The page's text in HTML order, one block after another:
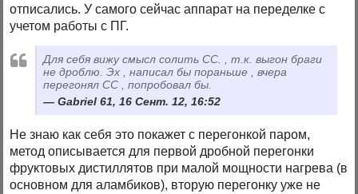
отписались. У самого сейчас аппарат на переделке с
учетом работы с ПГ.
Для себя вижу смысл солить СС. , т.к. выгон браги
не дроблю. Эх , написал бы пораньше , вчера
перегонял СС , попробовал бы.
Gabriel 61, 16 Сент. 12, 16:52
Не знаю как себя это покажет с перегонкой паром,
метод описывается для первой дробной перегонки
фруктовых дистиллятов при малой мощности нагрева (в
основном для аламбиков), вторую перегонку уже не